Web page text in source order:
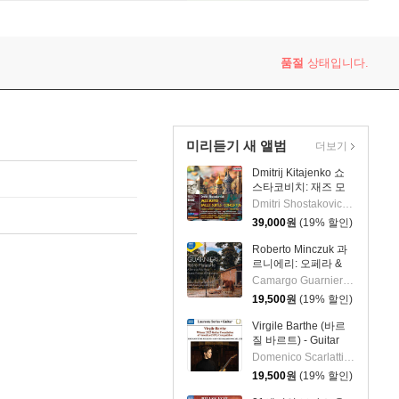
품절 상태입니다.
미리듣기 새 앨범
Dmitrij Kitajenko 쇼
스타코비치: 재즈 모
음곡, 발레 모음곡, 협
주곡들
(Shostakovich: Jazz
Suite; Ballet Suites;
Concertos)
Dmitri Shostakovich 작곡 외 6명
39,000원 (19% 할인)
Roberto Minczuk 과
르니에리: 오페라 &
관현악 작품집
(Guarnieri: Pedro
Malazarte)
Camargo Guarnieri 작곡 외 2명
19,500원 (19% 할인)
Virgile Barthe (바르
질 바르트) - Guitar
Recital (기타 리사이
틀)
Domenico Scarlatti 작곡 외 5명
19,500원 (19% 할인)
더보기